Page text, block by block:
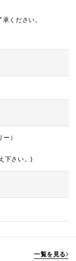
ください。
）
下さい。)
一覧を見る